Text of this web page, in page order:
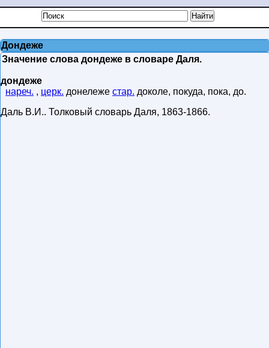
Дондеже
Значение слова дондеже в словаре Даля.
дондеже
нареч. , церк. донележе стар. доколе, покуда, пока, до.
Даль В.И.. Толковый словарь Даля, 1863-1866.